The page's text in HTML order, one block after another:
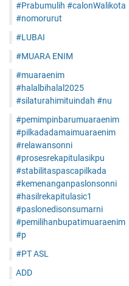
#Prabumulih #calonWalikota
#nomorurut
#LUBAI
#MUARA ENIM
#muaraenim
#halalbihalal2025
#silaturahimituindah #nu
#pemimpinbarumuaraenim
#pilkadadamaimuaraenim
#relawansonni
#prosesrekapitulasikpu
#stabilitaspascapilkada
#kemenanganpaslonsonni
#hasilrekapitulasic1
#paslonedisonsumarni
#pemilihanbupatimuaraenim
#p
#PT ASL
ADD